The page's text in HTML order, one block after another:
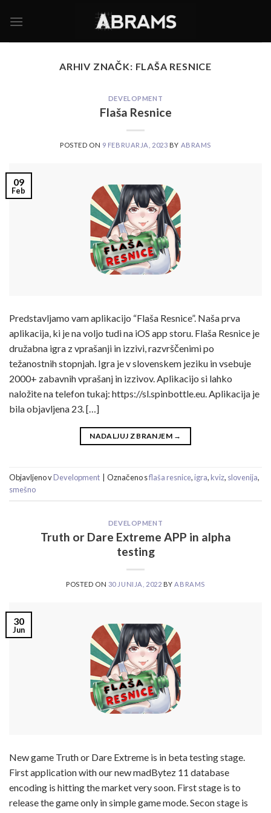
ARHIV ZNAČK: FLAŠA RESNICE
DEVELOPMENT
Flaša Resnice
POSTED ON 9 FEBRUARJA, 2023 BY ABRAMS
09
Feb
Predstavljamo vam aplikacijo “Flaša Resnice”. Naša prva
aplikacija, ki je na voljo tudi na iOS app storu. Flaša Resnice je
družabna igra z vprašanji in izzivi, razvrščenimi po
težanostnih stopnjah. Igra je v slovenskem jeziku in vsebuje
2000+ zabavnih vprašanj in izzivov. Aplikacijo si lahko
naložite na telefon tukaj: https://sl.spinbottle.eu. Aplikacija je
bila objavljena 23. […]
NADALJUJ Z BRANJEM →
Objavljeno vDevelopment Označeno sflaša resnice, igra, kviz, slovenija,
smešno
DEVELOPMENT
Truth or Dare Extreme APP in alpha
testing
POSTED ON 30 JUNIJA, 2022 BY ABRAMS
30
Jun
New game Truth or Dare Extreme is in beta testing stage.
First application with our new madBytez 11 database
encoding is hitting the market very soon. First stage is to
release the game only in simple game mode. Secon stage is